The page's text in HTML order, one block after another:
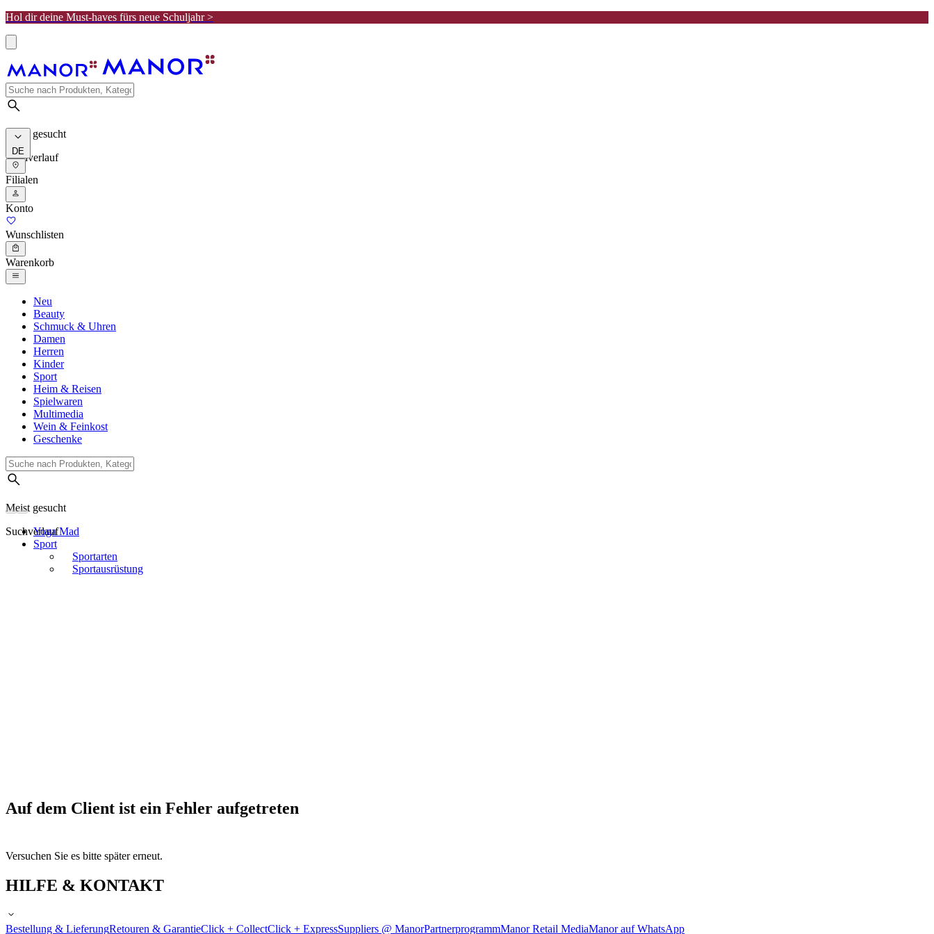
Hol dir deine Must-haves fürs neue Schuljahr >
Meist gesucht
Suchverlauf
DE
Filialen
Konto
Wunschlisten
Warenkorb
Neu
Beauty
Schmuck & Uhren
Damen
Herren
Kinder
Sport
Heim & Reisen
Spielwaren
Multimedia
Wein & Feinkost
Geschenke
Meist gesucht
Suchverlauf
Yoga Mad
Sport
Sportarten
Sportausrüstung
Auf dem Client ist ein Fehler aufgetreten
Versuchen Sie es bitte später erneut.
HILFE & KONTAKT
Bestellung & LieferungRetouren & GarantieClick + CollectClick + ExpressSuppliers @ ManorPartnerprogrammManor Retail MediaManor auf WhatsApp